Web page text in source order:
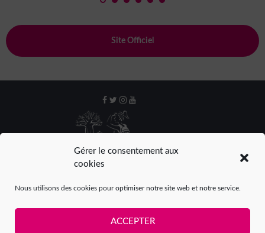
Gérer le consentement aux
cookies
Nous utilisons des cookies pour optimiser notre site web et notre service.
ACCEPTER
Site Officiel